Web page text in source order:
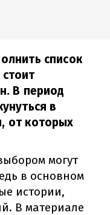
список
В период
в
от которых
могут
в основном
истории,
В материале